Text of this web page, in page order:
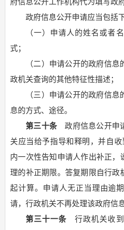
府信息公开工作机构代为填写政
政府信息公开申请应当包括
（一）申请人的姓名或者
式；
（二）申请公开的政府信
政机关查询的其他特征性描述；
（三）申请公开的政府信
息的方式、途径。
第三十条政府信息公开申
关应当给予指导和释明，并自
内一次性告知申请人作出补正，
理的补正期限。答复期限自行政
起计算。申请人无正当理由逾
请，行政机关不再处理该政府信
第三十一条 行政机关收到